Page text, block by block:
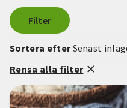
Filter
Sortera efterSenast
Rensa alla filter